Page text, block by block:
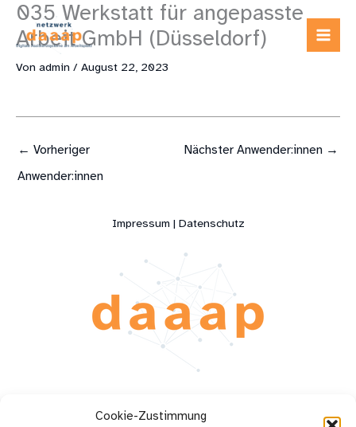
Cookie-Zustimmung
Zum
Inhalt
springen
035 Werkstatt für angepasste
Arbeit GmbH (Düsseldorf)
Von admin / August 22, 2023
← Vorheriger
Anwender:innen
Nächster Anwender:innen →
Impressum | Datenschutz
©2026 daaap.